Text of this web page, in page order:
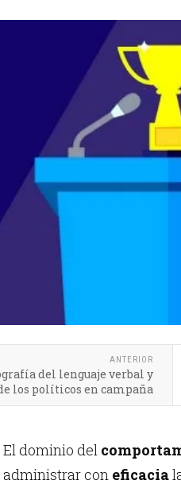
ANTERIOR
del lenguaje verbal y
los políticos en campaña
El dominio del
administrar con eficacia